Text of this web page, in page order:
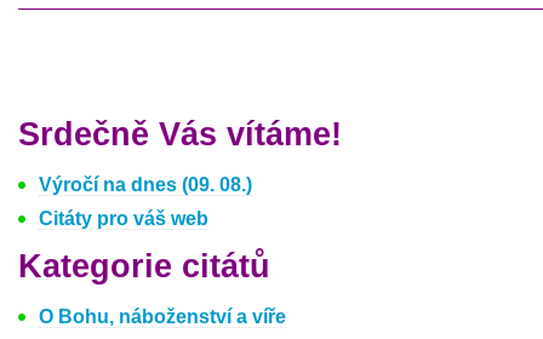
Srdečně Vás vítáme!
Výročí na dnes (09. 08.)
Citáty pro váš web
Kategorie citátů
O Bohu, náboženství a víře